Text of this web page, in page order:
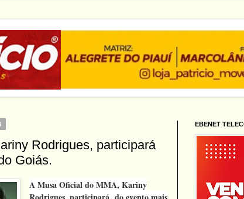
Rodrigues, participará
Goiás.
A Musa Oficial do MMA, Kariny
EBENET